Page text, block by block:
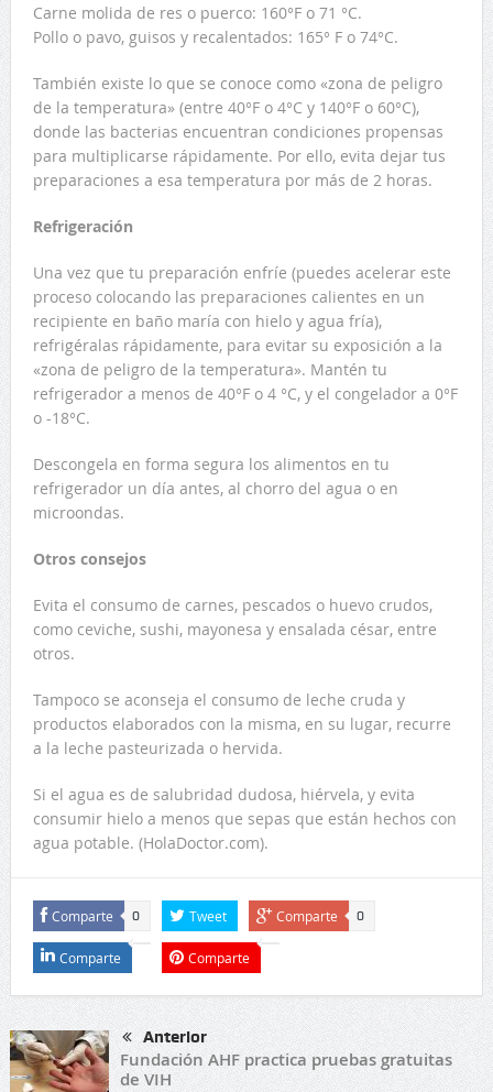
Carne molida de res o puerco: 160°F o 71 °C.
Pollo o pavo, guisos y recalentados: 165° F o 74°C.
También existe lo que se conoce como «zona de peligro
de la temperatura» (entre 40°F o 4°C y 140°F o 60°C),
donde las bacterias encuentran condiciones propensas
para multiplicarse rápidamente. Por ello, evita dejar tus
preparaciones a esa temperatura por más de 2 horas.
Refrigeración
Una vez que tu preparación enfríe (puedes acelerar este
proceso colocando las preparaciones calientes en un
recipiente en baño maría con hielo y agua fría),
refrigéralas rápidamente, para evitar su exposición a la
«zona de peligro de la temperatura». Mantén tu
refrigerador a menos de 40°F o 4 °C, y el congelador a 0°F
o -18°C.
Descongela en forma segura los alimentos en tu
refrigerador un día antes, al chorro del agua o en
microondas.
Otros consejos
Evita el consumo de carnes, pescados o huevo crudos,
como ceviche, sushi, mayonesa y ensalada césar, entre
otros.
Tampoco se aconseja el consumo de leche cruda y
productos elaborados con la misma, en su lugar, recurre
a la leche pasteurizada o hervida.
Si el agua es de salubridad dudosa, hiérvela, y evita
consumir hielo a menos que sepas que están hechos con
agua potable. (HolaDoctor.com).
Comparte 0 Tweet Comparte 0
Comparte Comparte
Anterior
Fundación AHF practica pruebas gratuitas
de VIH